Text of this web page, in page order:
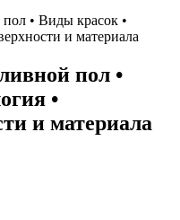
• Виды красок •
и материала
пол •
•
и материала